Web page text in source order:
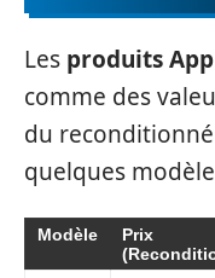
Les produits
comme des
du
quelques
Modèle
Prix